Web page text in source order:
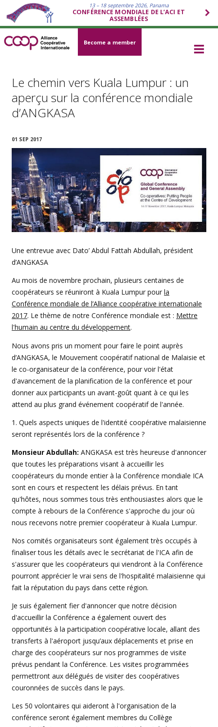
13 – 18 septembre 2026, Panama
CONFÉRENCE MONDIALE DE L’ACI ET
ASSEMBLÉES
Become a member
Le chemin vers Kuala Lumpur : un
aperçu sur la conférence mondiale
d’ANGKASA
01 SEP 2017
Une entrevue avec Dato’ Abdul Fattah Abdullah, président
d’ANGKASA
Au mois de novembre prochain, plusieurs centaines de
coopérateurs se réuniront à Kuala Lumpur pour la
Conférence mondiale de l’Alliance coopérative internationale
2017. Le thème de notre Conférence mondiale est : Mettre
l'humain au centre du développement.
Nous avons pris un moment pour faire le point auprès
d’ANGKASA, le Mouvement coopératif national de Malaisie et
le co-organisateur de la conférence, pour voir l'état
d'avancement de la planification de la conférence et pour
donner aux participants un avant-goût quant à ce qui les
attend au plus grand événement coopératif de l'année.
1. Quels aspects uniques de l'identité coopérative malaisienne
seront représentés lors de la conférence ?
Monsieur Abdullah: ANGKASA est très heureuse d'annoncer
que toutes les préparations visant à accueillir les
coopérateurs du monde entier à la Conférence mondiale ICA
sont en cours et respectent les délais prévus. En tant
qu'hôtes, nous sommes tous très enthousiastes alors que le
compte à rebours de la Conférence s'approche du jour où
nous recevons notre premier coopérateur à Kuala Lumpur.
Nos comités organisateurs sont également très occupés à
finaliser tous les détails avec le secrétariat de l'ICA afin de
s'assurer que les coopérateurs qui viendront à la Conférence
pourront apprécier le vrai sens de l'hospitalité malaisienne qui
fait la réputation du pays dans cette région.
Je suis également fier d'annoncer que notre décision
d'accueillir la Conférence a également ouvert des
opportunités à la participation coopérative locale, allant des
transferts à l'aéroport jusqu’aux déplacements et prise en
charge des coopérateurs sur nos programmes de visite
prévus pendant la Conférence. Les visites programmées
permettront aux délégués de visiter des coopératives
couronnées de succès dans le pays.
Les 50 volontaires qui aideront à l'organisation de la
conférence seront également membres du Collège